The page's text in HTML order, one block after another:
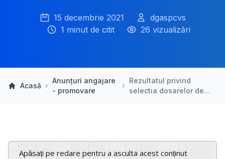
15 decembrie 2021
dgaspcvs
1 minut de citit
26 vizualizări
Acasă
Anunțuri angajare
- promovare
Rezultatul privind
selectia dosarelor de…
Apăsați pe redare pentru a asculta acest conținut